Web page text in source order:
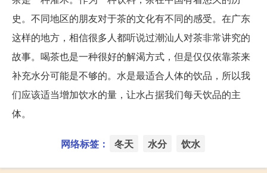
史。不同地区的朋友对于茶的文化有不同的感受。在广东
这样的地方，相信很多人都听说过潮汕人对茶非常讲究的
故事。喝茶也是一种很好的解渴方式，但是仅仅依靠茶来
补充水分可能是不够的。水是最适合人体的饮品，所以我
们应该适当增加饮水的量，让水占据我们每天饮品的主
体。
网络标签： 冬天 水分 饮水